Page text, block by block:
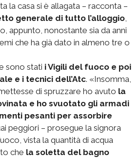
la casa si è allagata – racconta –
generale di tutto l’alloggio,
appunto, nonostante sia da anni
che ha già dato in almeno tre o
sono stati i Vigili del fuoco e poi
e i tecnici dell’Atc. «Insomma,
di spruzzare ho avuto la
e ho svuotato gli armadi
pesanti per assorbire
peggiori – prosegue la signora
vista la quantità di acqua
che la soletta del bagno